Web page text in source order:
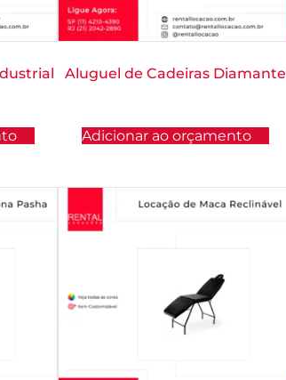
Aluguel de Cadeiras Diamante
Adicionar ao orçamento